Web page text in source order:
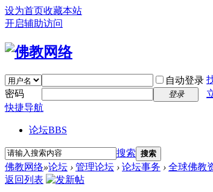
设为首页收藏本站
开启辅助访问
自动登录
密码
登录
快捷导航
论坛BBS
搜索 搜索
佛教网络»论坛 › 管理论坛 › 论坛事务 › 全球佛教
返回列表